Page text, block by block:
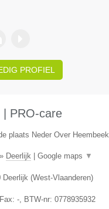
PROFIEL
| PRO-care
plaats Neder Over
Deerlijk| Google maps ▼
Deerlijk(West-Vlaanderen)
-, BTW-nr: 0778935932